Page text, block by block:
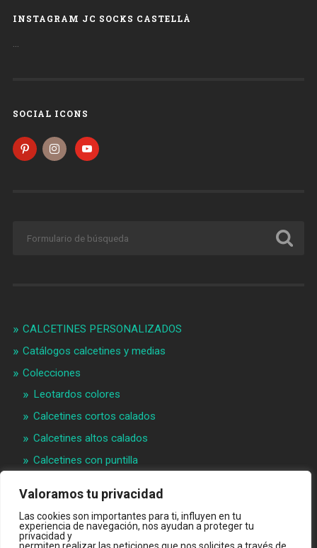
Valoramos tu privacidad
Las cookies son importantes para ti, influyen en tu
experiencia de navegación, nos ayudan a proteger tu
privacidad y
INSTAGRAM JC SOCKS CASTELLÀ
…
SOCIAL ICONS
CALCETINES PERSONALIZADOS
Catálogos calcetines y medias
Colecciones
Leotardos colores
Calcetines cortos calados
Calcetines altos calados
Calcetines con puntilla
Materias primeras
Videos